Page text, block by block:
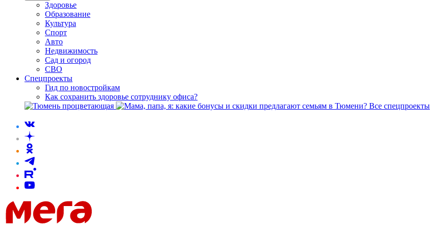
Здоровье
Образование
Культура
Спорт
Авто
Недвижимость
Сад и огород
СВО
Спецпроекты
Гид по новостройкам
Как сохранить здоровье сотруднику офиса?
Все спецпроекты